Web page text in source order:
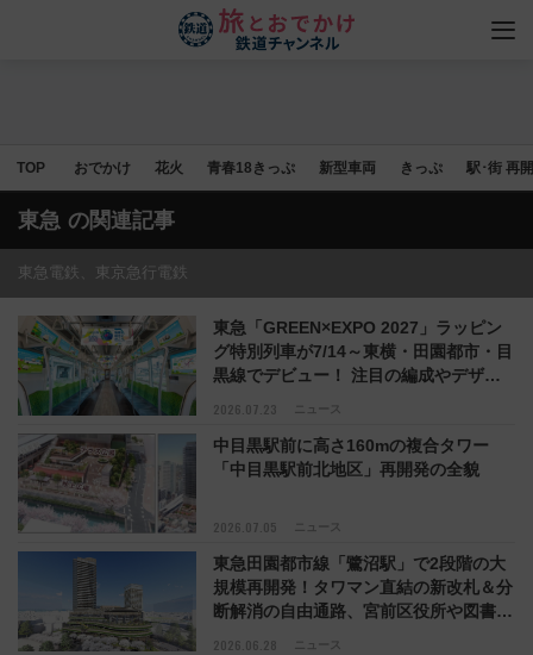
TOP おでかけ 花火 青春18きっぷ 新型車両 きっぷ 駅･街 再
東急 の関連記事
東急電鉄、東京急行電鉄
2026.07.23 ニュース
東急「GREEN×EXPO 2027」ラッピン
グ特別列車が7/14～東横・田園都市・目
黒線でデビュー！ 注目の編成やデザイ
2026.07.05 ニュース
中目黒駅前に高さ160mの複合タワー
「中目黒駅前北地区」再開発の全貌
2026.06.28 ニュース
東急田園都市線「鷺沼駅」で2段階の大
規模再開発！タワマン直結の新改札＆分
断解消の自由通路、宮前区役所や図書館